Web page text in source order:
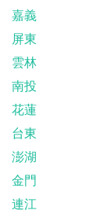
嘉義
屏東
雲林
南投
花蓮
台東
澎湖
金門
連江